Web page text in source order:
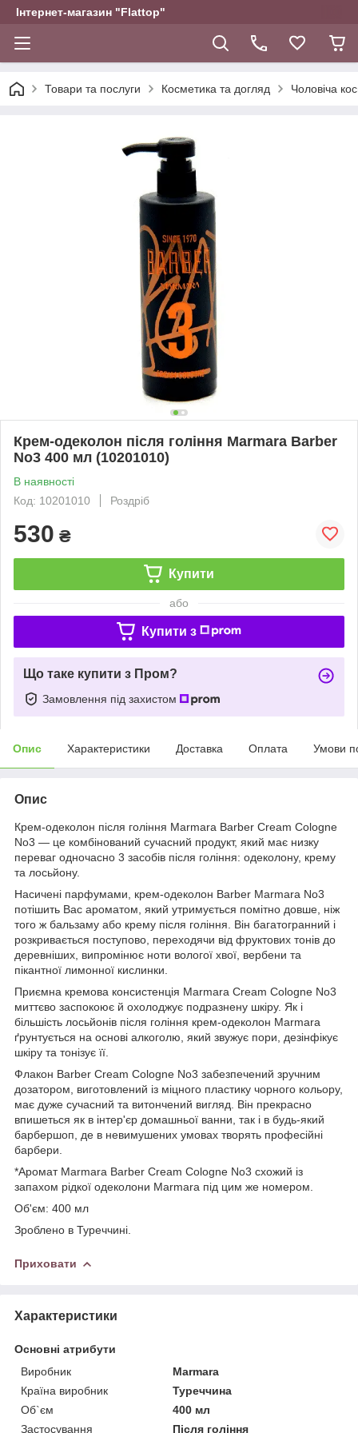
Інтернет-магазин "Flattop"
Товари та послуги Косметика та догляд Чоловіча
Крем-одеколон після гоління Marmara Barber
No3 400 мл (10201010)
В наявності
Код: 10201010
Роздріб
530 ₴
Купити
або
Купити з
Що таке купити з Пром?
Замовлення під захистом
Опис Характеристики Доставка Оплата Умови
Опис
Крем-одеколон після гоління Marmara Barber Cream Cologne
No3 — це комбінований сучасний продукт, який має низку
переваг одночасно 3 засобів після гоління: одеколону, крему
та лосьйону.
Насичені парфумами, крем-одеколон Barber Marmara No3
потішить Вас ароматом, який утримується помітно довше, ніж
того ж бальзаму або крему після гоління. Він багатогранний і
розкривається поступово, переходячи від фруктових тонів до
деревніших, випромінює ноти вологої хвої, вербени та
пікантної лимонної кислинки.
Приємна кремова консистенція Marmara Cream Cologne No3
миттєво заспокоює й охолоджує подразнену шкіру. Як і
більшість лосьйонів після гоління крем-одеколон Marmara
ґрунтується на основі алкоголю, який звужує пори, дезінфікує
шкіру та тонізує її.
Флакон Barber Cream Cologne No3 забезпечений зручним
дозатором, виготовлений із міцного пластику чорного кольору,
має дуже сучасний та витончений вигляд. Він прекрасно
впишеться як в інтер'єр домашньої ванни, так і в будь-який
барбершоп, де в невимушених умовах творять професійні
барбери.
*Аромат Marmara Barber Cream Cologne No3 схожий із
запахом рідкої одеколони Marmara під цим же номером.
Об'єм: 400 мл
Зроблено в Туреччині.
Приховати
Характеристики
Основні атрибути
Виробник
Marmara
Країна виробник
Туреччина
Об`єм
400 мл
Застосування
Після гоління